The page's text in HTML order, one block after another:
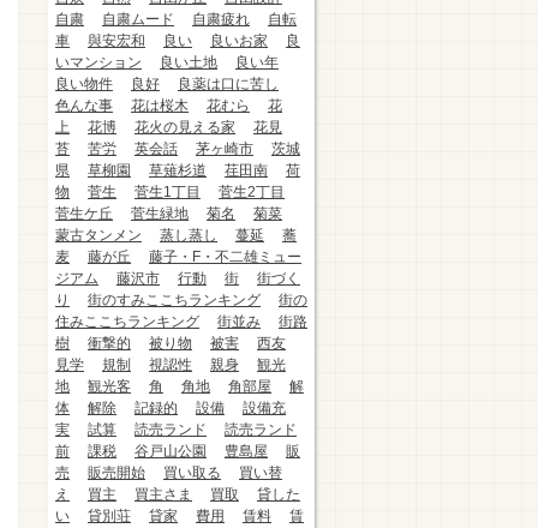
自粛
自粛ムード 自粛疲れ
自転
車
與安宏和 良い 良いお家
良
いマンション
良い土地
良い年
良い物件
良好
良薬は口に苦し
色んな事
花は桜木 花むら
花
上
花博 花火の見える家
花見
苔
苦労 英会話 茅ヶ崎市
茨城
県
草柳園 草薙杉道 荏田南
荷
物
菅生 菅生1丁目
菅生2丁目
菅生ケ丘
菅生緑地 菊名
菊菜
蒙古タンメン
蒸し蒸し 蔓延
蕎
麦
藤が丘
藤子・F・不二雄ミュー
ジアム
藤沢市 行動 街
街づく
り
街のすみここちランキング
街の
住みここちランキング
街並み
街路
樹
衝撃的 被り物 被害
西友
見学
規制 視認性 親身
観光
地
観光客 角 角地 角部屋
解
体
解除 記録的 設備
設備充
実
試算 読売ランド
読売ランド
前
課税 谷戸山公園 豊島屋
販
売
販売開始 買い取る
買い替
え
買主 買主さま 買取
貸した
い
貸別荘 貸家 費用 賃料
賃